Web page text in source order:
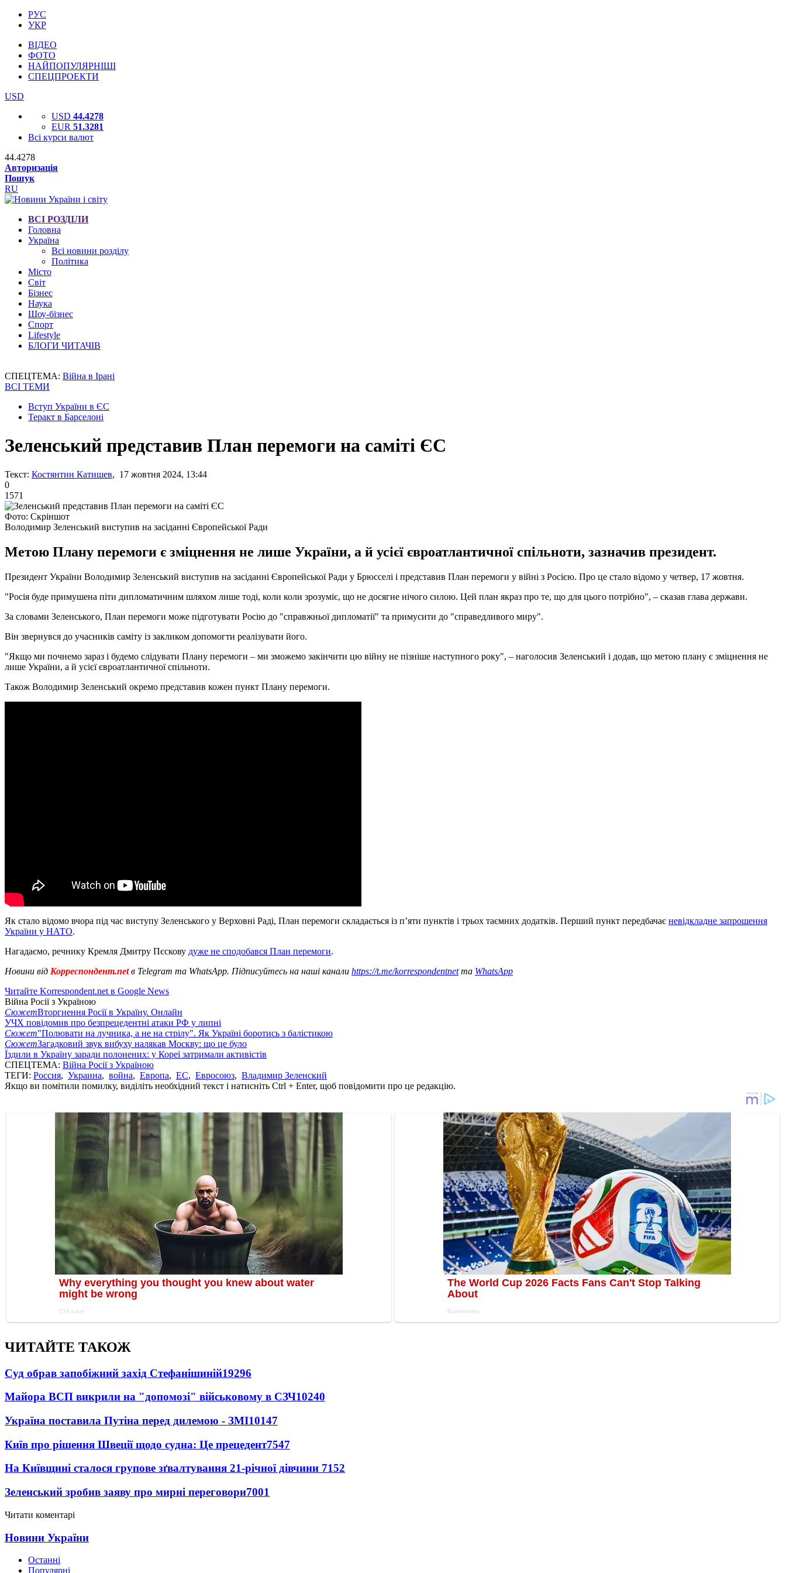
РУС
УКР
ВІДЕО
ФОТО
НАЙПОПУЛЯРНІШІ
СПЕЦПРОЕКТИ
USD
USD 44.4278
EUR 51.3281
Всі курси валют
44.4278
Авторизація
Пошук
RU
ВСІ РОЗДІЛИ
Головна
Україна
Всі новини розділу
Політика
Місто
Світ
Бізнес
Наука
Шоу-бізнес
Спорт
Lifestyle
БЛОГИ ЧИТАЧІВ
СПЕЦТЕМА: Війна в Ірані
ВСІ ТЕМИ
Вступ України в ЄС
Теракт в Барселоні
Зеленський представив План перемоги на саміті ЄС
Текст: Костянтин Катишев, 17 жовтня 2024, 13:44
0
1571
Фото: Скріншот
Володимир Зеленський виступив на засіданні Європейської Ради
Метою Плану перемоги є зміцнення не лише України, а й усієї євроатлантичної спільноти, зазначив президент.
Президент України Володимир Зеленський виступив на засіданні Європейської Ради у Брюсселі і представив План перемоги у війні з Росією. Про це стало відомо у четвер, 17 жовтня.
"Росія буде примушена піти дипломатичним шляхом лише тоді, коли коли зрозуміє, що не досягне нічого силою. Цей план якраз про те, що для цього потрібно", – сказав глава держави.
За словами Зеленського, План перемоги може підготувати Росію до "справжньої дипломатії" та примусити до "справедливого миру".
Він звернувся до учасників саміту із закликом допомогти реалізувати його.
"Якщо ми почнемо зараз і будемо слідувати Плану перемоги – ми зможемо закінчити цю війну не пізніше наступного року", – наголосив Зеленський і додав, що метою плану є зміцнення не
лише України, а й усієї євроатлантичної спільноти.
Також Володимир Зеленський окремо представив кожен пункт Плану перемоги.
Як стало відомо вчора під час виступу Зеленського у Верховні Раді, План перемоги складається із п’яти пунктів і трьох таємних додатків. Перший пункт передбачає невідкладне запрошення
України у НАТО.
Нагадаємо, речнику Кремля Дмитру Пєскову дуже не сподобався План перемоги.
Новини від Корреспондент.netв Telegram та WhatsApp. Підписуйтесь на наші канали https://t.me/korrespondentnetта WhatsApp
Читайте Korrespondent.net в Google News
Війна Росії з Україною
СюжетВторгнення Росії в Україну. Онлайн
УЧХ повідомив про безпрецедентні атаки РФ у липні
Сюжет"Полювати на лучника, а не на стрілу". Як Україні боротись з балістикою
СюжетЗагадковий звук вибуху налякав Москву: що це було
Їздили в Україну заради полонених: у Кореї затримали активістів
СПЕЦТЕМА: Війна Росії з Україною
ТЕГИ: Россия, Украина, война, Европа, ЕС, Евросоюз, Владимир Зеленский
Якщо ви помітили помилку, виділіть необхідний текст і натисніть Ctrl + Enter, щоб повідомити про це редакцію.
ЧИТАЙТЕ ТАКОЖ
Суд обрав запобіжний захід Стефанішиній19296
Майора ВСП викрили на "допомозі" військовому в СЗЧ10240
Україна поставила Путіна перед дилемою - ЗМІ10147
Київ про рішення Швеції щодо судна: Це прецедент7547
На Київщині сталося групове зґвалтування 21-річної дівчини 7152
Зеленський зробив заяву про мирні переговори7001
Читати коментарі
Новини України
Останні
Популярні